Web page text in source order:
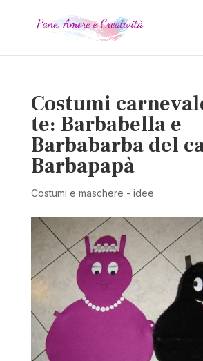
Costumi
te: Barbabella e
Barbabarba del
Barbapapà
Costumi e maschere - idee